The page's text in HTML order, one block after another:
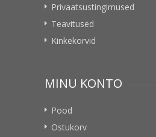
Privaatsustingimused
Teavitused
Kinkekorvid
MINU KONTO
Pood
Ostukorv